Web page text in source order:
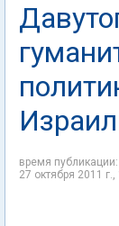
время
27 октября 2011 г.,